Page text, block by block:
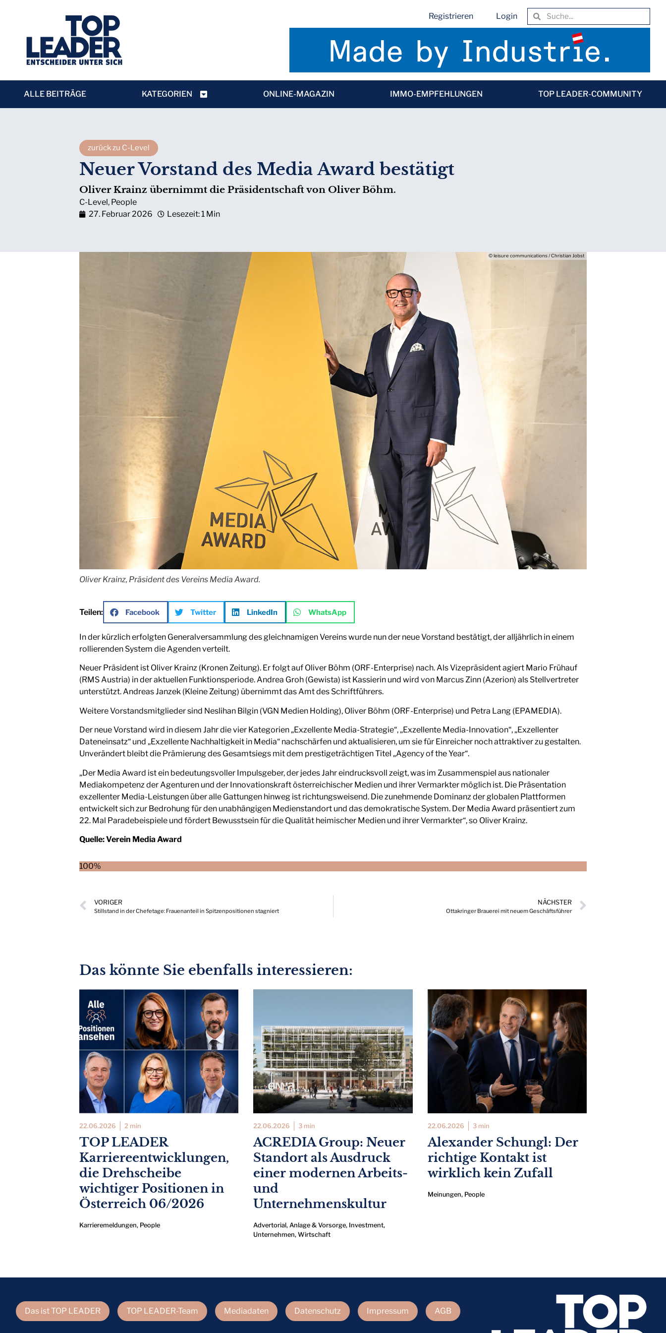
Registrieren Login
ALLE BEITRÄGE KATEGORIEN ONLINE-MAGAZIN IMMO-EMPFEHLUNGEN TOP LEADER-COMMUNITY
zurück zu C-Level
Neuer Vorstand des Media Award bestätigt
Oliver Krainz übernimmt die Präsidentschaft von Oliver Böhm.
C-Level, People
27. Februar 2026
Lesezeit: 1 Min
© leisure communications / Christian Jobst
Oliver Krainz, Präsident des Vereins Media Award.
Teilen: Facebook Twitter LinkedIn WhatsApp
In der kürzlich erfolgten Generalversammlung des gleichnamigen Vereins wurde nun der neue Vorstand bestätigt, der alljährlich in einem
rollierenden System die Agenden verteilt.
Neuer Präsident ist Oliver Krainz (Kronen Zeitung). Er folgt auf Oliver Böhm (ORF-Enterprise) nach. Als Vizepräsident agiert Mario Frühauf
(RMS Austria) in der aktuellen Funktionsperiode. Andrea Groh (Gewista) ist Kassierin und wird von Marcus Zinn (Azerion) als Stellvertreter
unterstützt. Andreas Janzek (Kleine Zeitung) übernimmt das Amt des Schriftführers.
Weitere Vorstandsmitglieder sind Neslihan Bilgin (VGN Medien Holding), Oliver Böhm (ORF-Enterprise) und Petra Lang (EPAMEDIA).
Der neue Vorstand wird in diesem Jahr die vier Kategorien „Exzellente Media-Strategie“, „Exzellente Media-Innovation“, „Exzellenter
Dateneinsatz“ und „Exzellente Nachhaltigkeit in Media“ nachschärfen und aktualisieren, um sie für Einreicher noch attraktiver zu gestalten.
Unverändert bleibt die Prämierung des Gesamtsiegs mit dem prestigeträchtigen Titel „Agency of the Year“.
„Der Media Award ist ein bedeutungsvoller Impulsgeber, der jedes Jahr eindrucksvoll zeigt, was im Zusammenspiel aus nationaler
Mediakompetenz der Agenturen und der Innovationskraft österreichischer Medien und ihrer Vermarkter möglich ist. Die Präsentation
exzellenter Media-Leistungen über alle Gattungen hinweg ist richtungsweisend. Die zunehmende Dominanz der globalen Plattformen
entwickelt sich zur Bedrohung für den unabhängigen Medienstandort und das demokratische System. Der Media Award präsentiert zum
22. Mal Paradebeispiele und fördert Bewusstsein für die Qualität heimischer Medien und ihrer Vermarkter“, so Oliver Krainz.
Quelle:Verein Media Award
100%
VORIGER
Stillstand in der Chefetage: Frauenanteil in Spitzenpositionen stagniert
NÄCHSTER
Ottakringer Brauerei mit neuem Geschäftsführer
Das könnte Sie ebenfalls interessieren:
22.06.2026 2 min
TOP LEADER
Karriereentwicklungen,
die Drehscheibe
wichtiger Positionen in
Österreich 06/2026
Karrieremeldungen, People
22.06.2026 3 min
ACREDIA Group: Neuer
Standort als Ausdruck
einer modernen Arbeits-
und
Unternehmenskultur
Advertorial,Anlage & Vorsorge, Investment,
Unternehmen,Wirtschaft
22.06.2026 3 min
Alexander Schungl: Der
richtige Kontakt ist
wirklich kein Zufall
Meinungen, People
Das ist TOP LEADER TOP LEADER-Team Mediadaten Datenschutz Impressum AGB